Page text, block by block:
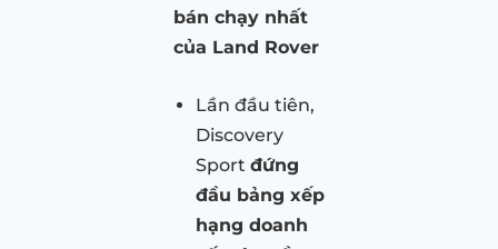
bán chạy nhất
của Land Rover
Lần đầu tiên,
Discovery
Sport đứng
đầu bảng xếp
hạng doanh